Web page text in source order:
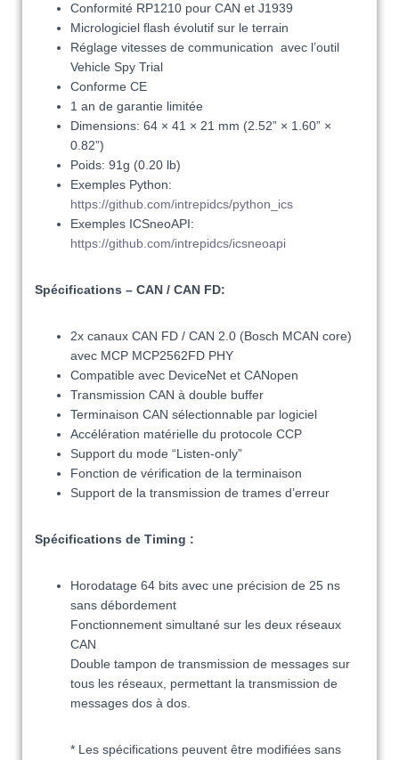
Conformité RP1210 pour CAN et J1939
Micrologiciel flash évolutif sur le terrain
Réglage vitesses de communication avec l’outil
Vehicle Spy Trial
Conforme CE
1 an de garantie limitée
Dimensions: 64 × 41 × 21 mm (2.52” × 1.60” ×
0.82”)
Poids: 91g (0.20 lb)
Exemples Python:
https://github.com/intrepidcs/python_ics
Exemples ICSneoAPI:
https://github.com/intrepidcs/icsneoapi
Spécifications – CAN / CAN FD:
2x canaux CAN FD / CAN 2.0 (Bosch MCAN core)
avec MCP MCP2562FD PHY
Compatible avec DeviceNet et CANopen
Transmission CAN à double buffer
Terminaison CAN sélectionnable par logiciel
Accélération matérielle du protocole CCP
Support du mode “Listen-only”
Fonction de vérification de la terminaison
Support de la transmission de trames d’erreur
Spécifications de Timing :
Horodatage 64 bits avec une précision de 25 ns
sans débordement
Fonctionnement simultané sur les deux réseaux
CAN
Double tampon de transmission de messages sur
tous les réseaux, permettant la transmission de
messages dos à dos.
* Les spécifications peuvent être modifiées sans